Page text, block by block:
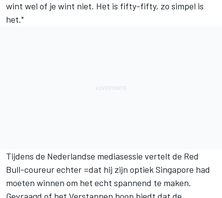
wint wel of je wint niet. Het is fifty-fifty, zo simpel is
het."
Tijdens de Nederlandse mediasessie vertelt de Red
Bull-coureur echter =dat hij zijn optiek Singapore had
moeten winnen om het echt spannend te maken.